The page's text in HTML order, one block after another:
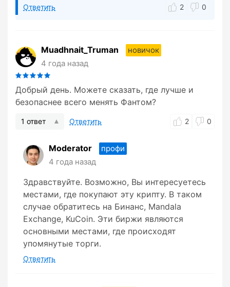
Ответить 2 0
Muadhnait_Truman
новичок
4 года назад
Добрый день. Можете сказать, где лучше и
безопаснее всего менять Фантом?
1 ответ Ответить 2 0
Moderator
профи
4 года назад
Здравствуйте. Возможно, Вы интересуетесь
местами, где покупают эту крипту. В таком
случае обратитесь на Бинанс, Mandala
Exchange, KuCoin. Эти биржи являются
основными местами, где происходят
упомянутые торги.
Ответить